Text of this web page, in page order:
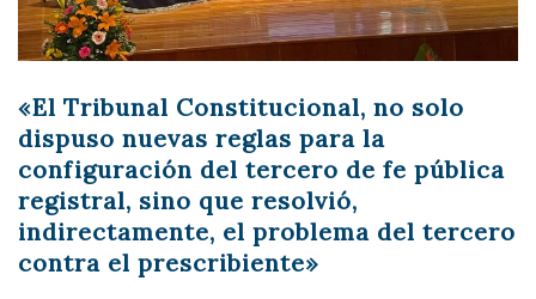
«El Tribunal Constitucional, no solo
dispuso nuevas reglas para la
configuración del tercero de fe pública
registral, sino que resolvió,
indirectamente, el problema del tercero
contra el prescribiente»